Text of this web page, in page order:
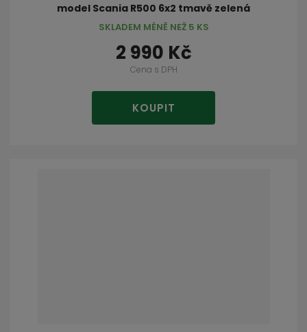
model Scania R500 6x2 tmavě zelená
2 990 Kč
Cena s DPH
KOUPIT
SKLADEM MÉNĚ NEŽ 5 KS